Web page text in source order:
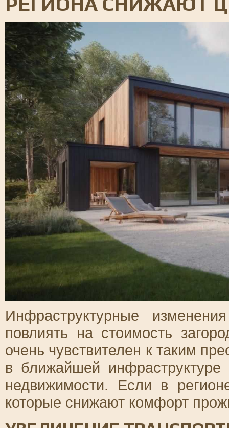
Инфраструктурные
повлиять на стоимость
очень чувствителен к таким
в ближайшей
недвижимости. Если в
которые снижают комфорт